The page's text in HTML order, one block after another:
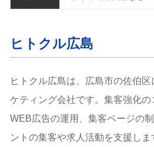
ヒトクル広島
ヒトクル広島は、広島市の佐伯
ケティング会社です。集客強化の
WEB広告の運用、集客ページの
ントの集客や求人活動を支援しま